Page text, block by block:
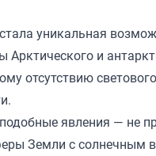
уникальная
Арктического и
отсутствию
явления — не
Земли с солнечным